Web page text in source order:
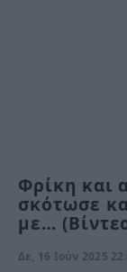
Φρίκη και
σκότωσε
με…
Δε, 16 Ιούν 2025